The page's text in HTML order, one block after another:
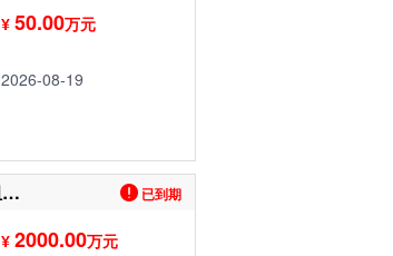
¥ 50.00万元
2026-08-19
一种用于预防和或治疗癌性恶病质的营养组合物等4项成果转让 已到期
¥ 2000.00万元